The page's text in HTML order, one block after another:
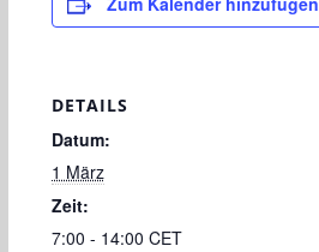
DETAILS
Datum:
1 März
Zeit:
7:00 - 14:00 CET